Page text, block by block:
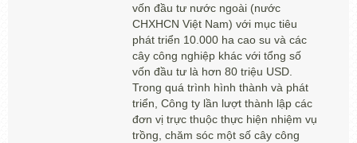
vốn đầu tư nước ngoài (nước
CHXHCN Việt Nam) với mục tiêu
phát triển 10.000 ha cao su và các
cây công nghiệp khác với tổng số
vốn đầu tư là hơn 80 triệu USD.
Trong quá trình hình thành và phát
triển, Công ty lần lượt thành lập các
đơn vị trực thuộc thực hiện nhiệm vụ
trồng, chăm sóc một số cây công